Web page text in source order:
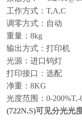
工作方式：T,A,C
调零方式：自动
重量：8kg
输出方式：打印机
光源：进口钨灯
打印接口：选配
净重：8KG
光度范围：0-200%T,-
(722N.S)可见分光光